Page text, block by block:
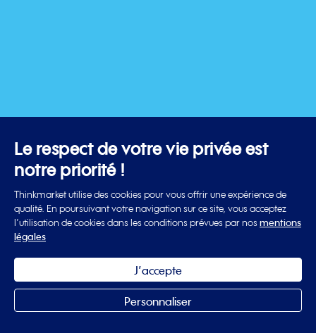
Le respect de votre vie privée est
notre priorité !
Thinkmarket utilise des cookies pour vous offrir une expérience de
qualité. En poursuivant votre navigation sur ce site, vous acceptez
l’utilisation de cookies dans les conditions prévues par nos mentions
légales
J’accepte
Personnaliser